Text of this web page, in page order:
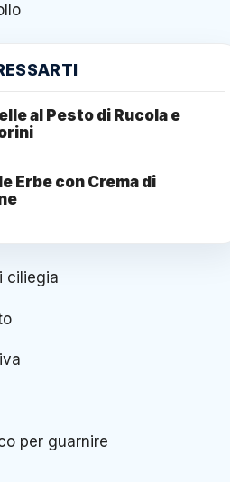
al Pesto di Rucola e
Erbe con Crema di
ciliegia
per guarnire